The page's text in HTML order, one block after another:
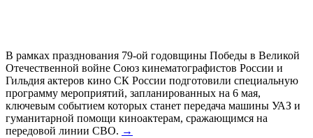
В рамках празднования 79-ой годовщины Победы в Великой
Отечественной войне Союз кинематографистов России и
Гильдия актеров кино СК России подготовили специальную
программу мероприятий, запланированных на 6 мая,
ключевым событием которых станет передача машины УАЗ и
гуманитарной помощи киноактерам, сражающимся на
передовой линии СВО. →